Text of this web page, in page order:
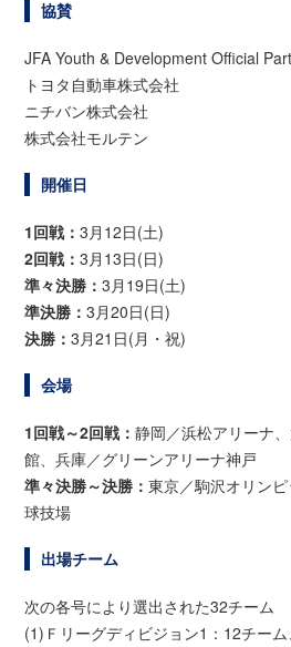
協賛
JFA Youth & Development Official
トヨタ自動車株式会社
ニチバン株式会社
株式会社モルテン
開催日
1回戦：3月12日(土)
2回戦：3月13日(日)
準々決勝：3月19日(土)
準決勝：3月20日(日)
決勝：3月21日(月・祝)
会場
1回戦～2回戦：静岡／浜松アリーナ
館、兵庫／グリーンアリーナ神戸
準々決勝～決勝：東京／駒沢オリン
球技場
出場チーム
次の各号により選出された32チーム
(1)Ｆリーグディビジョン1：12チー